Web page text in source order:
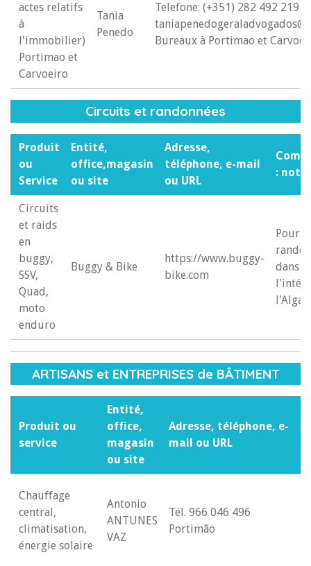
actes relatifs
à
l'immobilier)
Portimao et
Carvoeiro
Tania
Penedo
Telefone: (+351) 282 492 219
Bureaux à Portimao et
Circuits et randonnées
Produit
ou
Service
Entité,
office,magasin
ou site
Adresse,
téléphone, e-mail
ou URL
: note
Circuits
et raids
en
buggy,
SSV,
Quad,
moto
enduro
Buggy & Bike
https://www.buggy-
bike.com
Pour
dans
ARTISANS et ENTREPRISES de BÂTIMENT
Produit ou
service
Entité,
office,
magasin
ou site
Adresse, téléphone, e-
mail ou URL
Chauffage
central,
climatisation,
énergie solaire
Antonio
ANTUNES
VAZ
Tél. 966 046 496
Portimão